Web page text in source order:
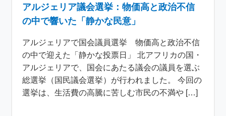
アルジェリア議会選挙：物価高と政治不信
の中で響いた「静かな民意」
アルジェリアで国会議員選挙 物価高と政治不信
の中で迎えた「静かな投票日」 北アフリカの国・
アルジェリアで、国会にあたる議会の議員を選ぶ
総選挙（国民議会選挙）が行われました。 今回の
選挙は、生活費の高騰に苦しむ市民の不満や […]